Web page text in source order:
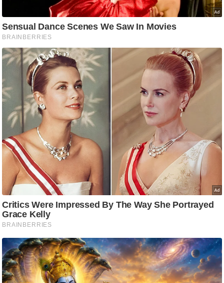
वि
श्ले
ष
ण
म
म
यि
क
मा
तृ
भू
मि
स्तं
भ
ए
म
.
आ